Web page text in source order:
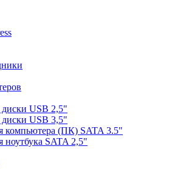
USB 2,5"
USB 3,5"
компьютера (ПК) SATA 3.5"
ноутбука SATA 2,5"